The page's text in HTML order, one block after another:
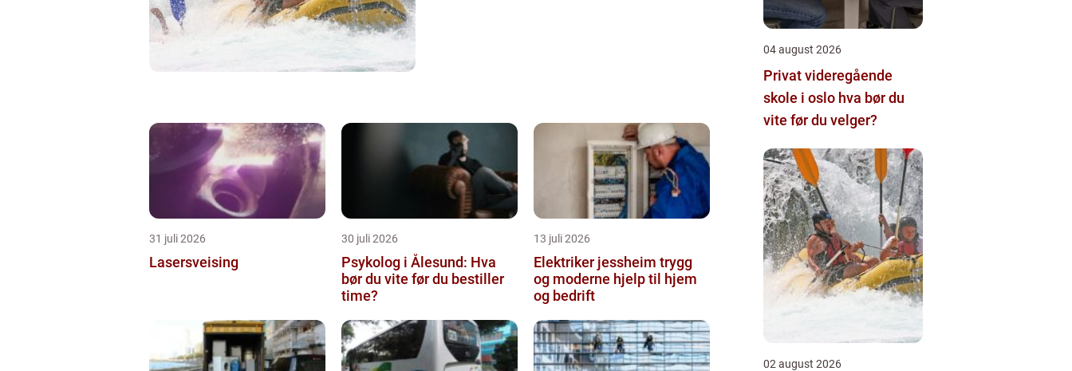
31 juli 2026
Lasersveising
30 juli 2026
Psykolog i Ålesund: Hva
bør du vite før du bestiller
time?
13 juli 2026
Elektriker jessheim trygg
og moderne hjelp til hjem
og bedrift
04 august 2026
Privat videregående
skole i oslo hva bør du
vite før du velger?
02 august 2026